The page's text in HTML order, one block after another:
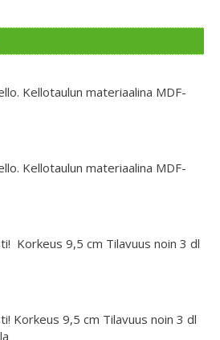
Kellotaulun materiaalina MDF-
Kellotaulun materiaalina MDF-
Korkeus 9,5 cm Tilavuus noin 3 dl
Korkeus 9,5 cm Tilavuus noin 3 dl